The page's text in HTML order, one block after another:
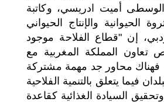
الوسطى أميت ادريسي، وكاتبة
الحيوانية والإنتاج الحيواني
إن "قطاع الفلاحة موجود
المملكة المغربية مع
فهناك محاور جد مهمة مشتركة
فيما يتعلق بالتنمية الفلاحية
السيادة الغذائية كقاعدة